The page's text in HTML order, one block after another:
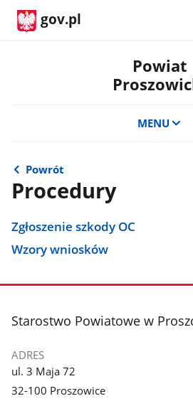
gov.pl
Powiat
MENU
Powrót
Procedury
Zgłoszenie szkody OC
Wzory wniosków
stopka
Starostwo Powiatowe w
ADRES
ul. 3 Maja 72
32-100 Proszowice